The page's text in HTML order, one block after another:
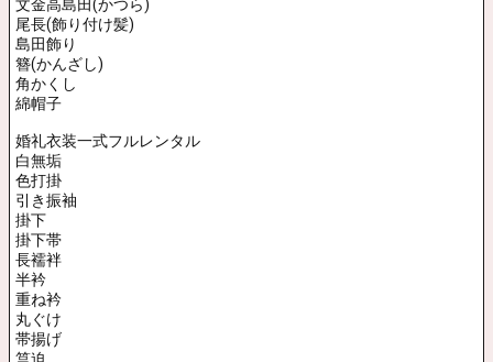
【婚礼美容アテンド付き】
新郎新婦
ヘアメイク・衣装着付け
¥110,000〜
御衣装1着〜
新郎新婦挙式用和装婚礼衣装の準備と同行
レンタル品のドレス片付け、着物片付けまで
取り回し3時間サポート
早朝延長1時間単位で割増料が発生します。
ブライダル専任和装着付師1名(介添取り回し)
美容師1名(ヘアメイク)
補助 美容師1名
合計3名
完璧なサポートさせていただきます。